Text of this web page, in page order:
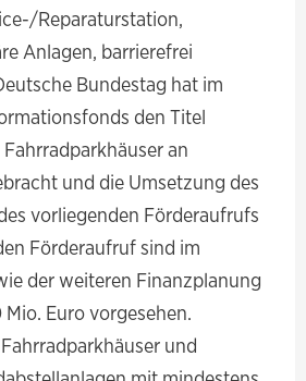
Reparaturstation,
Anlagen, barrierefrei
Bundestag hat im
den Titel
an
und die Umsetzung des
vorliegenden Förderaufrufs
Förderaufruf sind im
der weiteren Finanzplanung
Mio. Euro vorgesehen.
und